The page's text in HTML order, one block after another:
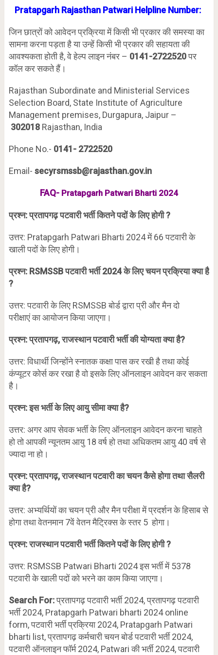
Pratapgarh Rajasthan Patwari Helpline Number:
जिन छात्रों को आवेदन प्रक्रिया में किसी भी प्रकार की समस्या का
सामना करना पड़ता है या उन्हें किसी भी प्रकार की सहायता की
आवश्यकता होती है, वे हेल्प लाइन नंबर – 0141-2722520पर
कॉल कर सकते हैं।
Rajasthan Subordinate and Ministerial Services
Selection Board, State Institute of Agriculture
Management premises, Durgapura, Jaipur –
302018 Rajasthan, India
Phone No.- 0141- 2722520
Email- secyrsmssb@rajasthan.gov.in
FAQ- Pratapgarh Patwari Bharti 2024
प्रश्न: प्रतापगढ़ पटवारी भर्ती कितने पदों के लिए होगी ?
उत्तर: Pratapgarh Patwari Bharti 2024 में 66 पटवारी के
खाली पदों के लिए होगी।
प्रश्न: RSMSSB पटवारी भर्ती 2024 के लिए चयन प्रक्रिया क्या है
?
उत्तर: पटवारी के लिए RSMSSB बोर्ड द्वारा प्री और मैन दो
परीक्षाएं का आयोजन किया जाएगा।
प्रश्न: प्रतापगढ़, राजस्थान पटवारी भर्ती की योग्यता क्या है?
उत्तर: विधार्थी जिन्होंने स्नातक कक्षा पास कर रखी है तथा कोई
कंप्यूटर कोर्स कर रखा है वो इसके लिए ऑनलाइन आवेदन कर सकता
है।
प्रश्न: इस भर्ती के लिए आयु सीमा क्या है?
उत्तर: अगर आप सेवक भर्ती के लिए ऑनलाइन आवेदन करना चाहते
हो तो आपकी न्यूनतम आयु 18 वर्ष हो तथा अधिकतम आयु 40 वर्ष से
ज्यादा ना हो।
प्रश्न: प्रतापगढ़, राजस्थान पटवारी का चयन कैसे होगा तथा सैलरी
क्या है?
उत्तर: अभ्यर्थियों का चयन प्री और मैन परीक्षा में प्रदर्शन के हिसाब से
होगा तथा वेतनमान 7वें वेतन मैट्रिक्स के स्तर 5 होगा।
प्रश्न: राजस्थान पटवारी भर्ती कितने पदों के लिए होगी ?
उत्तर: RSMSSB Patwari Bharti 2024 इस भर्ती में 5378
पटवारी के खाली पदों को भरने का काम किया जाएगा।
Search For:प्रतापगढ़ पटवारी भर्ती 2024, प्रतापगढ़ पटवारी
भर्ती 2024, Pratapgarh Patwari bharti 2024 online
form, पटवारी भर्ती प्रक्रिया 2024, Pratapgarh Patwari
bharti list, प्रतापगढ़ कर्मचारी चयन बोर्ड पटवारी भर्ती 2024,
पटवारी ऑनलाइन फॉर्म 2024, Patwari की भर्ती 2024, पटवारी